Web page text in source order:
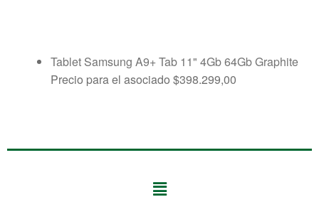
Tablet Samsung A9+ Tab 11" 4Gb 64Gb Graphite
Precio para el asociado $398.299,00